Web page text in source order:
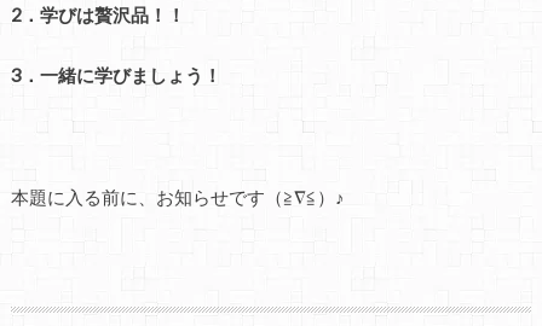
2．学びは贅沢品！！
3．一緒に学びましょう！
本題に入る前に、お知らせです（≧∇≦）♪